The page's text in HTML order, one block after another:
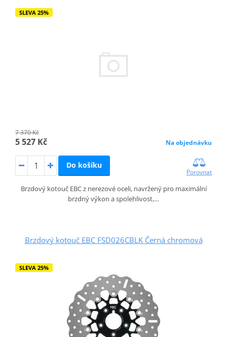
SLEVA 25%
7 370 Kč
5 527 Kč Na objednávku
Do košíku
Porovnat
Brzdový kotouč EBC z nerezové oceli, navržený pro maximální
brzdný výkon a spolehlivost,…
Brzdový kotouč EBC FSD026CBLK Černá chromová
SLEVA 25%